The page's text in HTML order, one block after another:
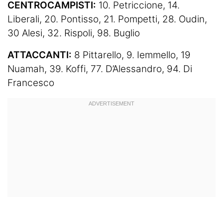
CENTROCAMPISTI: 10. Petriccione, 14.
Liberali, 20. Pontisso, 21. Pompetti, 28. Oudin,
30 Alesi, 32. Rispoli, 98. Buglio
ATTACCANTI: 8 Pittarello, 9. Iemmello, 19
Nuamah, 39. Koffi, 77. D’Alessandro, 94. Di
Francesco